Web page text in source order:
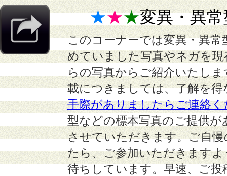
★★★変異・異
このコーナーでは変異・異
めていました写真やネガを
らの写真からご紹介いたし
載につきましては、了解を
手際がありましたらご連絡く
型などの標本写真のご提供
させていただきます。ご自
たら、ご参加いただきます
待ちしています。早速、ご